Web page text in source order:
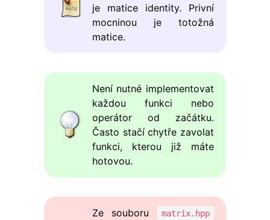
je matice identity. Privní
mocninou je totožná
matice.
Není nutné implementovat
každou funkci nebo
operátor od začátku.
Často stačí chytře zavolat
funkci, kterou již máte
hotovou.
Ze souboru matrix.hpp